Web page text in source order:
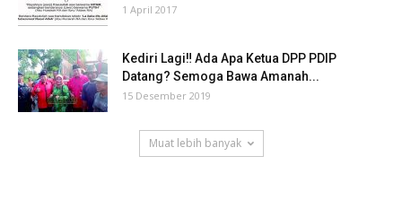
1 April 2017
Kediri Lagi‼ Ada Apa Ketua DPP PDIP
Datang? Semoga Bawa Amanah...
15 Desember 2019
Muat lebih banyak